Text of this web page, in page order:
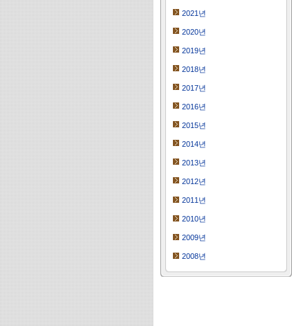
2021년
2020년
2019년
2018년
2017년
2016년
2015년
2014년
2013년
2012년
2011년
2010년
2009년
2008년